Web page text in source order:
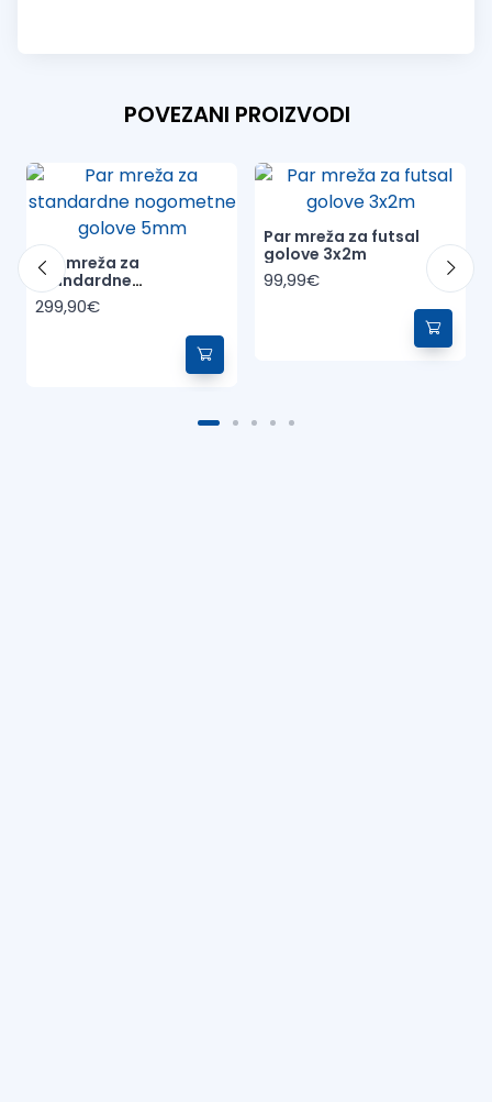
POVEZANI PROIZVODI
Par mreža za
standardne
nogometne golove
5mm
299,90€
Par mreža za futsal
golove 3x2m
99,99€